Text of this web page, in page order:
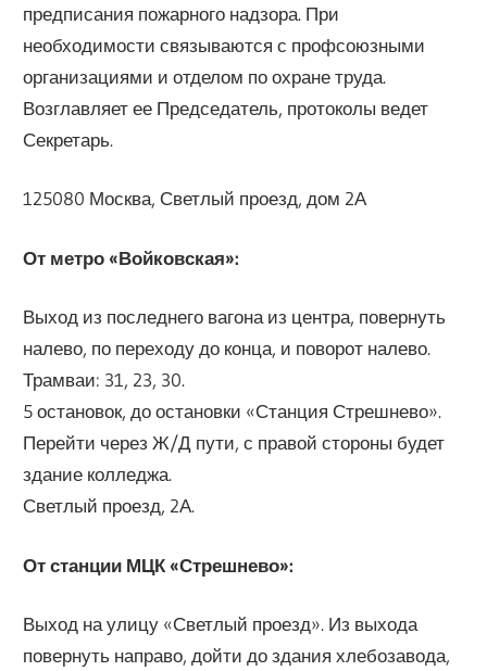
предписания пожарного надзора. При
необходимости связываются с профсоюзными
организациями и отделом по охране труда.
Возглавляет ее Председатель, протоколы ведет
Секретарь.
125080 Москва, Светлый проезд, дом 2А
От метро «Войковская»:
Выход из последнего вагона из центра, повернуть
налево, по переходу до конца, и поворот налево.
Трамваи: 31, 23, 30.
5 остановок, до остановки «Станция Стрешнево».
Перейти через Ж/Д пути, с правой стороны будет
здание колледжа.
Светлый проезд, 2А.
От станции МЦК «Стрешнево»:
Выход на улицу «Светлый проезд». Из выхода
повернуть направо, дойти до здания хлебозавода,